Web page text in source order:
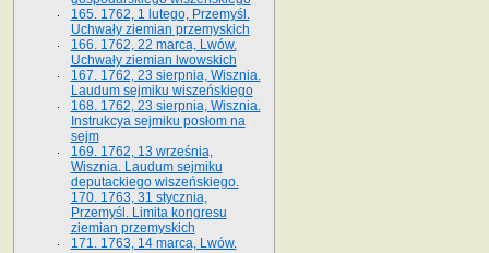
165. 1762, 1 lutego, Przemyśl.
Uchwały ziemian przemyskich
166. 1762, 22 marca, Lwów.
Uchwały ziemian lwowskich
167. 1762, 23 sierpnia, Wisznia.
Laudum sejmiku wiszeńskiego
168. 1762, 23 sierpnia, Wisznia.
Instrukcya sejmiku posłom na
sejm
169. 1762, 13 września,
Wisznia. Laudum sejmiku
deputackiego wiszeńskiego.
170. 1763, 31 stycznia,
Przemyśl. Limita kongresu
ziemian przemyskich
171. 1763, 14 marca, Lwów.